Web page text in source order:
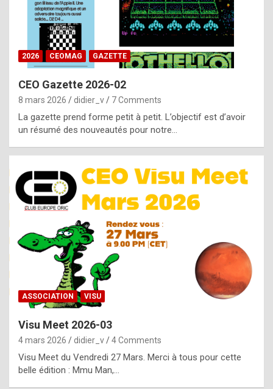
b
e
b
y
g
e
n
u
i
n
e
R
o
p
l
2026 CEOMAG GAZETTE
CEO Gazette 2026-02
8 mars 2026 didier_v 7 Comments
La gazette prend forme petit à petit. L’objectif est d’avoir
un résumé des nouveautés pour notre…
ASSOCIATION VISU
Visu Meet 2026-03
4 mars 2026 didier_v 4 Comments
Visu Meet du Vendredi 27 Mars. Merci à tous pour cette
belle édition : Mmu Man,…